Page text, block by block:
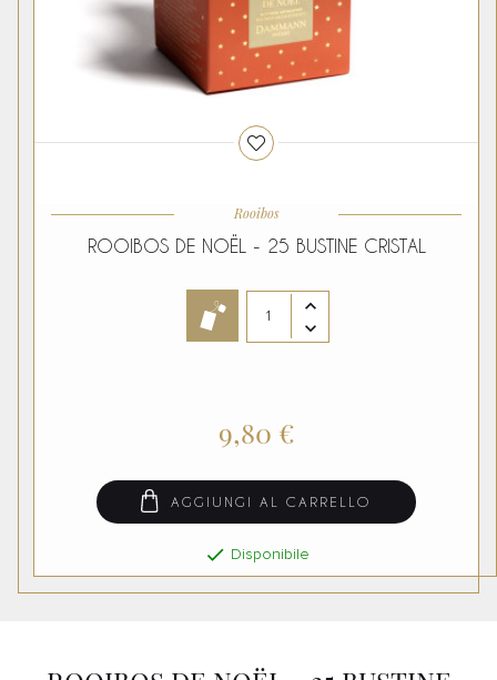
Rooibos
ROOIBOS DE NOËL - 25 BUSTINE CRISTAL
9,80 €
AGGIUNGI AL CARRELLO
 Disponibile